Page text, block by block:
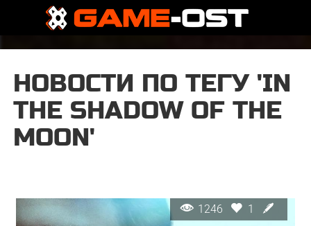
НОВОСТИ ПО ТЕГУ 'IN
THE SHADOW OF THE
MOON'
1246 1